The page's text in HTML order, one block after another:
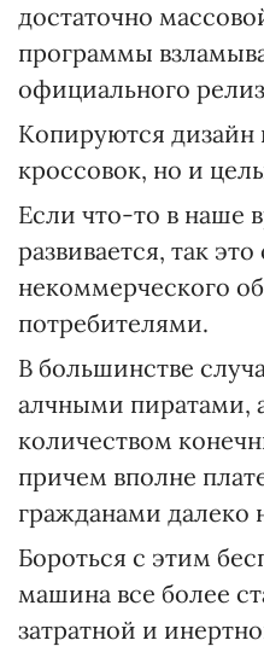
достаточно
программы
официального
Копируются дизайн
кроссовок, но и
Если что-то в наше
развивается, так это
некоммерческого
потребителями.
В большинстве
алчными пиратами,
количеством
причем вполне
гражданами далеко
Бороться с этим
машина все более
затратной и